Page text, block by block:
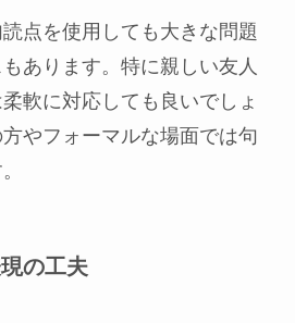
点を使用しても大きな問題
あります。特に親しい友人
軟に対応しても良いでしょ
やフォーマルな場面では句
の工夫